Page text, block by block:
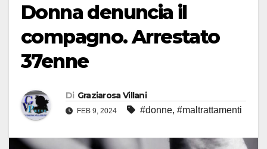
Donna denuncia il
compagno. Arrestato
37enne
Di Graziarosa Villani
FEB 9, 2024 #donne, #maltrattamenti